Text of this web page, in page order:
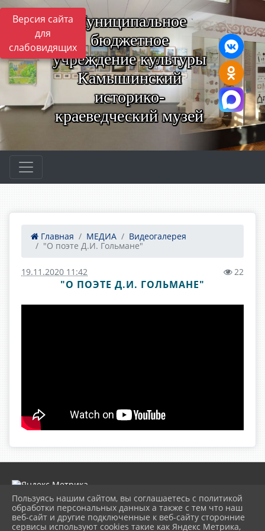
Версия сайта
для
слабовидящих
Муниципальное
бюджетное
учреждение культуры
Камышинский
историко-
краеведческий музей
Главная МЕДИА
Видеогалерея
"О поэте Д.И. Гольмане"
19.11.2020 11:42 22
"О ПОЭТЕ Д.И. ГОЛЬМАНЕ"
2026 г. museumkam.ru
Пользуясь нашим сайтом, вы соглашаетесь с политикой
обработки персональных данных а также с тем что наш
веб-сайт и другие подключенные к веб-сайту сторонние
сервисы используют cookies такие как Яндекс Метрика,